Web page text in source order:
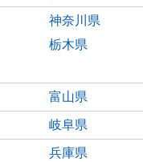
神奈川県
栃木県
富山県
岐阜県
兵庫県